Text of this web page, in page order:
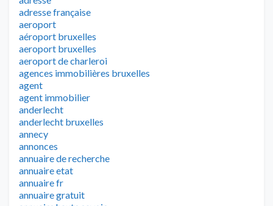
adresse française
aeroport
aéroport bruxelles
aeroport bruxelles
aeroport de charleroi
agences immobilières bruxelles
agent
agent immobilier
anderlecht
anderlecht bruxelles
annecy
annonces
annuaire de recherche
annuaire etat
annuaire fr
annuaire gratuit